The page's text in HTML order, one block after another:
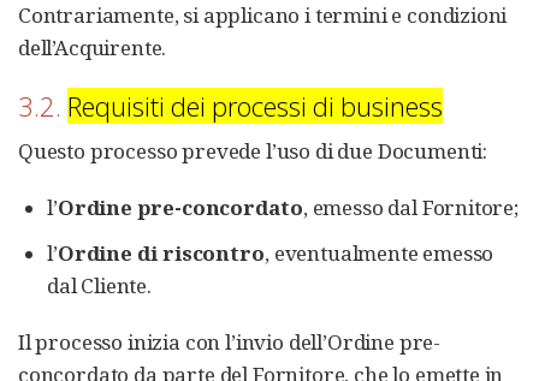
Contrariamente, si applicano i termini e condizioni
dell’Acquirente.
3.2. Requisiti dei processi di business
Questo processo prevede l’uso di due Documenti:
l’Ordine pre-concordato, emesso dal Fornitore;
l’Ordine di riscontro, eventualmente emesso
dal Cliente.
Il processo inizia con l’invio dell’Ordine pre-
concordato da parte del Fornitore, che lo emette in